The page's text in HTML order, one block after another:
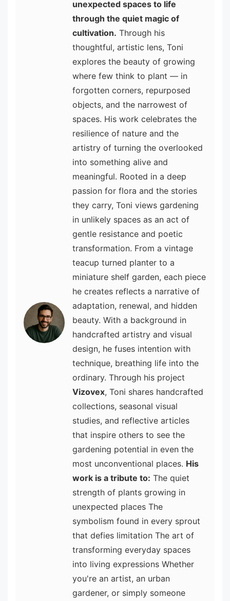
unexpected spaces to life
through the quiet magic of
cultivation. Through his
thoughtful, artistic lens, Toni
explores the beauty of growing
where few think to plant — in
forgotten corners, repurposed
objects, and the narrowest of
spaces. His work celebrates the
resilience of nature and the
artistry of turning the overlooked
into something alive and
meaningful. Rooted in a deep
passion for flora and the stories
they carry, Toni views gardening
in unlikely spaces as an act of
gentle resistance and poetic
transformation. From a vintage
teacup turned planter to a
miniature shelf garden, each piece
he creates reflects a narrative of
adaptation, renewal, and hidden
beauty. With a background in
handcrafted artistry and visual
design, he fuses intention with
technique, breathing life into the
ordinary. Through his project
Vizovex, Toni shares handcrafted
collections, seasonal visual
studies, and reflective articles
that inspire others to see the
gardening potential in even the
most unconventional places. His
work is a tribute to: The quiet
strength of plants growing in
unexpected places The
symbolism found in every sprout
that defies limitation The art of
transforming everyday spaces
into living expressions Whether
you're an artist, an urban
gardener, or simply someone